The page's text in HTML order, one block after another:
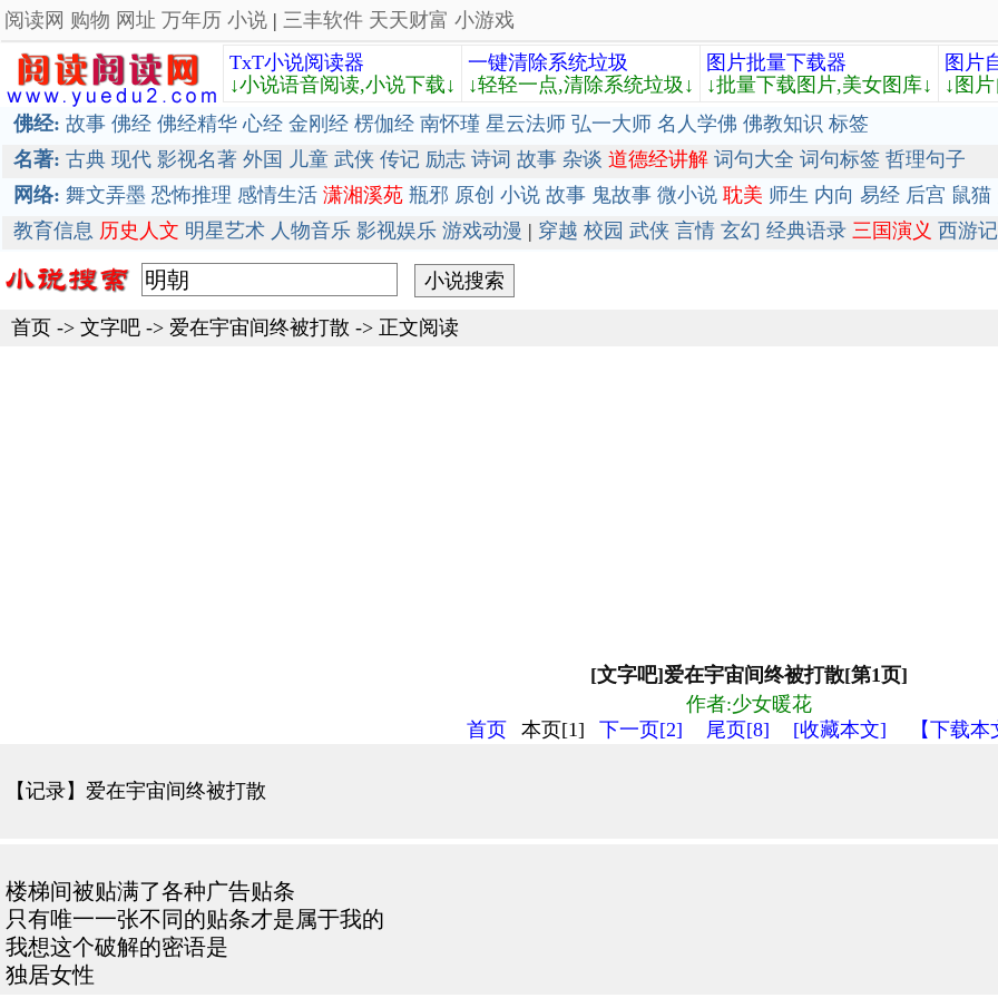
阅读网 购物 网址 万年历 小说 | 三丰软件 天天财富 小游戏
TxT小说阅读器
↓小说语音阅读,小说下载↓
一键清除系统垃圾
↓轻轻一点,清除系统垃圾↓
图片批量下载器
↓批量下载图片,美女图库↓
图片
↓图
佛经: 故事 佛经 佛经精华 心经 金刚经 楞伽经 南怀瑾 星云法师 弘一大师 名人学佛 佛教知识 标签
名著: 古典 现代 影视名著 外国 儿童 武侠 传记 励志 诗词 故事 杂谈 道德经讲解 词句大全 词句标签 哲理句子
网络: 舞文弄墨 恐怖推理 感情生活 潇湘溪苑 瓶邪 原创 小说 故事 鬼故事 微小说 耽美 师生 内向 易经 后宫 鼠猫
教育信息 历史人文 明星艺术 人物音乐 影视娱乐 游戏动漫 | 穿越 校园 武侠 言情 玄幻 经典语录 三国演义 西游记
首页 -> 文字吧 -> 爱在宇宙间终被打散 -> 正文阅读
[文字吧]爱在宇宙间终被打散[第1页]
作者:少女暖花
首页
本页[1] 下一页[2] 尾页[8] [收藏本文] 【下载
【记录】爱在宇宙间终被打散
楼梯间被贴满了各种广告贴条
只有唯一一张不同的贴条才是属于我的
我想这个破解的密语是
独居女性